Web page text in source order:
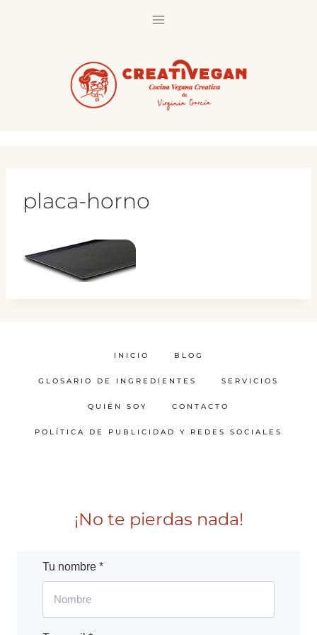
placa-horno
INICIO BLOG
GLOSARIO DE INGREDIENTES SERVICIOS
QUIÉN SOY CONTACTO
POLÍTICA DE PUBLICIDAD Y REDES SOCIALES
¡No te pierdas nada!
Tu nombre *